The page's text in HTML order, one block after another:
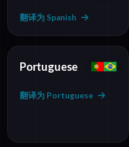
翻译为 Spanish
Portuguese
翻译为 Portuguese